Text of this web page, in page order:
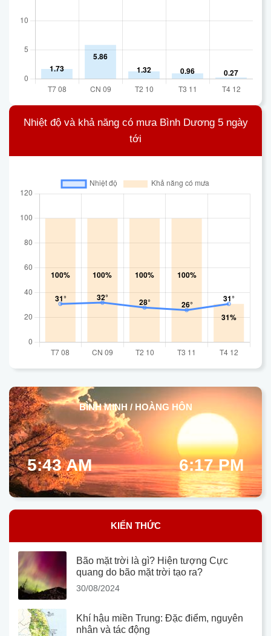
Nhiệt độ và khả năng có mưa Bình Dương 5 ngày
tới
BÌNH MINH / HOÀNG HÔN
5:43 AM 6:17 PM
KIẾN THỨC
Bão mặt trời là gì? Hiện tượng Cực
quang do bão mặt trời tạo ra?
30/08/2024
Khí hậu miền Trung: Đặc điểm, nguyên
nhân và tác động